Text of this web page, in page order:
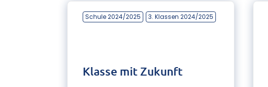
Schule 2024/2025 3. Klassen 2024/2025
Klasse mit Zukunft